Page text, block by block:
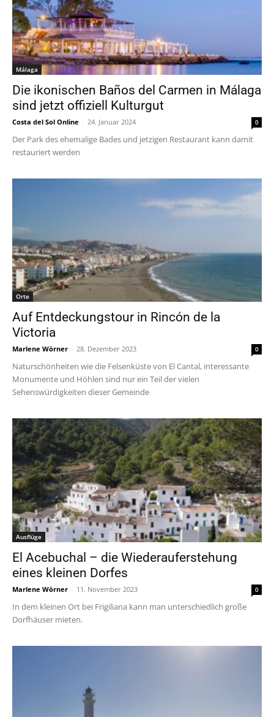
Málaga
Die ikonischen Baños del Carmen in Málaga
sind jetzt offiziell Kulturgut
Costa del Sol Online - 24. Januar 2024 0
Der Park des ehemalige Bades und jetzigen Restaurant kann damit
restauriert werden
Orte
Auf Entdeckungstour in Rincón de la
Victoria
Marlene Wörner - 28. Dezember 2023 0
Naturschönheiten wie die Felsenküste von El Cantal, interessante
Monumente und Höhlen sind nur ein Teil der vielen
Sehenswürdigkeiten dieser Gemeinde
Ausflüge
El Acebuchal – die Wiederauferstehung
eines kleinen Dorfes
Marlene Wörner - 11. November 2023 0
In dem kleinen Ort bei Frigiliana kann man unterschiedlich große
Dorfhäuser mieten.